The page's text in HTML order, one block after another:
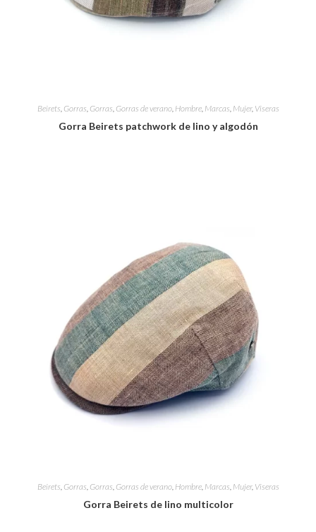
Beirets, Gorras, Gorras, Gorras de verano, Hombre, Marcas, Mujer, Viseras
Gorra Beirets patchwork de lino y algodón
Beirets, Gorras, Gorras, Gorras de verano, Hombre, Marcas, Mujer, Viseras
Gorra Beirets de lino multicolor